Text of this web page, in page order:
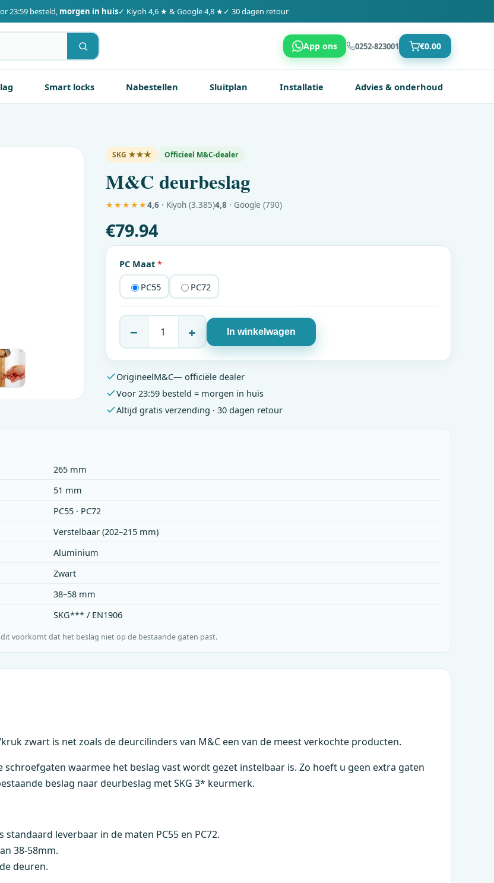
23:59 besteld, morgen in huis✓ Kiyoh 4,6 ★ & Google 4,8 ★✓ 30 dagen retour
App ons 0252-823001 €0.00
Smart locks Nabestellen Sluitplan Installatie Advies & onderhoud
SKG ★★★ Officieel M&C-dealer
M&Cdeurbeslag
★★★★★4,6 · Kiyoh (3.385)4,8 · Google (790)
€79.94
PC Maat *
PC55
PC72
− + In winkelwagen
OrigineelM&C— officiële dealer
Voor 23:59 besteld = morgen in huis
Altijd gratis verzending · 30 dagen retour
265 mm
51 mm
PC55 · PC72
Verstelbaar (202–215 mm)
Aluminium
Zwart
38–58 mm
SKG*** / EN1906
voorkomt dat het beslag niet op de bestaande gaten past.
zwart is net zoals de deurcilinders van M&Ceen van de meest verkochte producten.
waarmee het beslag vast wordt gezet instelbaar is. Zo hoeft u geen extra gaten
beslag naar deurbeslag met SKG 3* keurmerk.
leverbaar in de maten PC55 en PC72.
38-58mm.
deuren.